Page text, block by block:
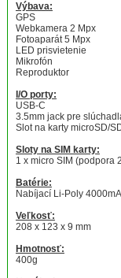
Výbava:
GPS
Webkamera 2 Mpx
Fotoaparát 5 Mpx
LED prisvietenie
Mikrofón
Reproduktor
I/O porty:
USB-C
3.5mm jack pre
Slot na karty microSD/
Sloty na SIM karty:
1 x micro SIM (podpora
Batérie:
Nabíjací Li-Poly
Veľkosť:
208 x 123 x 9 mm
Hmotnosť:
400g